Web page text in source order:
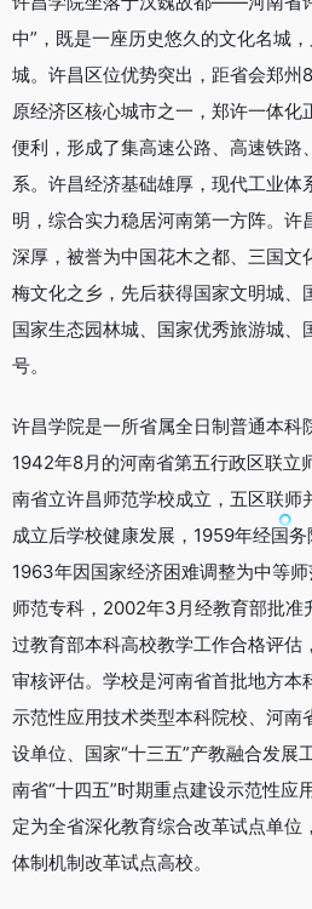
中”，既是一座历史悠久的文化名城
城。许昌区位优势突出，距省会郑州
原经济区核心城市之一，郑许一体化
便利，形成了集高速公路、高速铁路
系。许昌经济基础雄厚，现代工业体
明，综合实力稳居河南第一方阵。许
深厚，被誉为中国花木之都、三国文
梅文化之乡，先后获得国家文明城、
国家生态园林城、国家优秀旅游城、
号。
许昌学院是一所省属全日制普通本科
1942年8月的河南省第五行政区联立
南省立许昌师范学校成立，五区联师
成立后学校健康发展，1959年经国务
1963年因国家经济困难调整为中等
师范专科，2002年3月经教育部批准
过教育部本科高校教学工作合格评
审核评估。学校是河南省首批地方本
示范性应用技术类型本科院校、河南
设单位、国家“十三五”产教融合发展
南省“十四五”时期重点建设示范性应
定为全省深化教育综合改革试点单位
体制机制改革试点高校。